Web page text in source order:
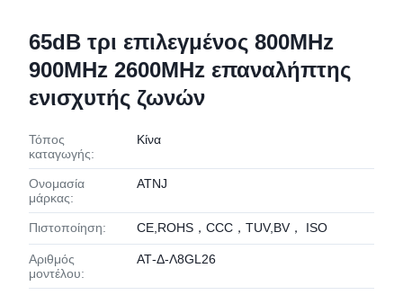
65dB τρι επιλεγμένος 800MHz
900MHz 2600MHz επαναλήπτης
ενισχυτής ζωνών
Τόπος
καταγωγής:
Κίνα
Ονομασία
μάρκας:
ATNJ
Πιστοποίηση: CE,ROHS，CCC，TUV,BV， ISO
Αριθμός
μοντέλου:
ΑΤ-Δ-Λ8GL26